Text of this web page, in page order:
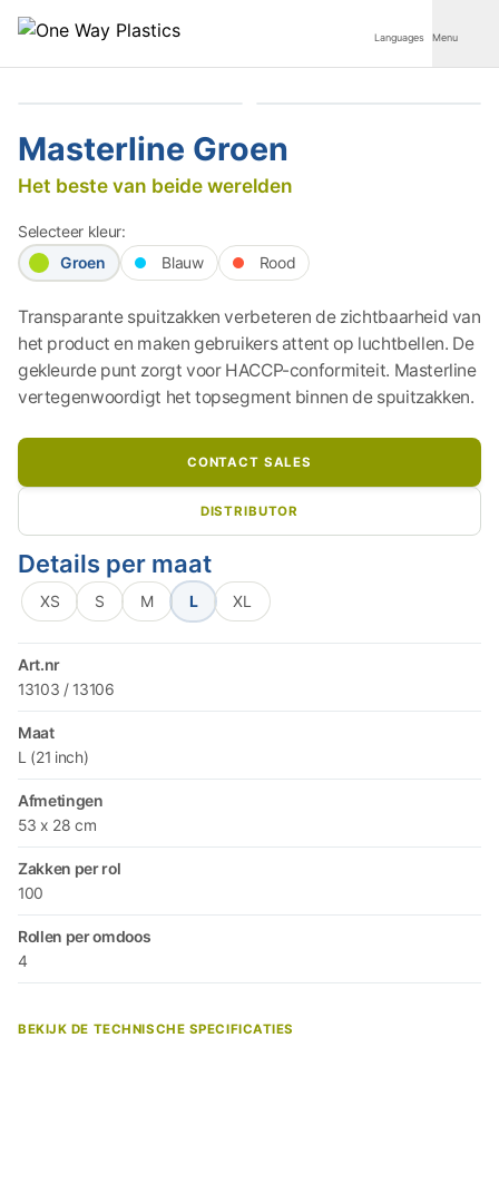
Languages Menu
Producten
Over ons
Distributeurs
Downloads
Contact
Masterline Groen
Het beste van beide werelden
Selecteer kleur:
Groen
Blauw Rood
Transparante spuitzakken verbeteren de zichtbaarheid van
het product en maken gebruikers attent op luchtbellen. De
gekleurde punt zorgt voor HACCP-conformiteit. Masterline
vertegenwoordigt het topsegment binnen de spuitzakken.
CONTACT SALES
DISTRIBUTOR
Details per maat
XS S M L XL
Art.nr
13103 / 13106
Maat
L (21 inch)
Afmetingen
53 x 28 cm
Zakken per rol
100
Rollen per omdoos
4
BEKIJK DE TECHNISCHE SPECIFICATIES